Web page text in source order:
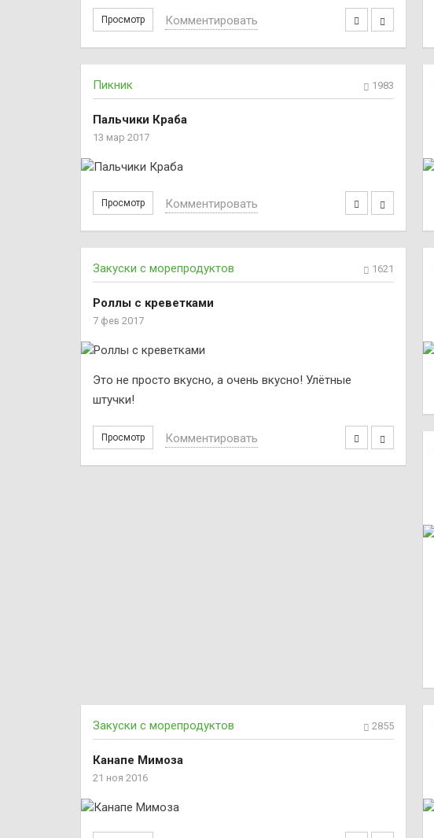
Просмотр Комментировать
Пикник 1983
Пальчики Краба
13 мар 2017
Просмотр Комментировать
Закуски с морепродуктов 1621
Роллы с креветками
7 фев 2017
Это не просто вкусно, а очень вкусно! Улётные
штучки!
Просмотр Комментировать
Закуски с морепродуктов 2855
Канапе Мимоза
21 ноя 2016